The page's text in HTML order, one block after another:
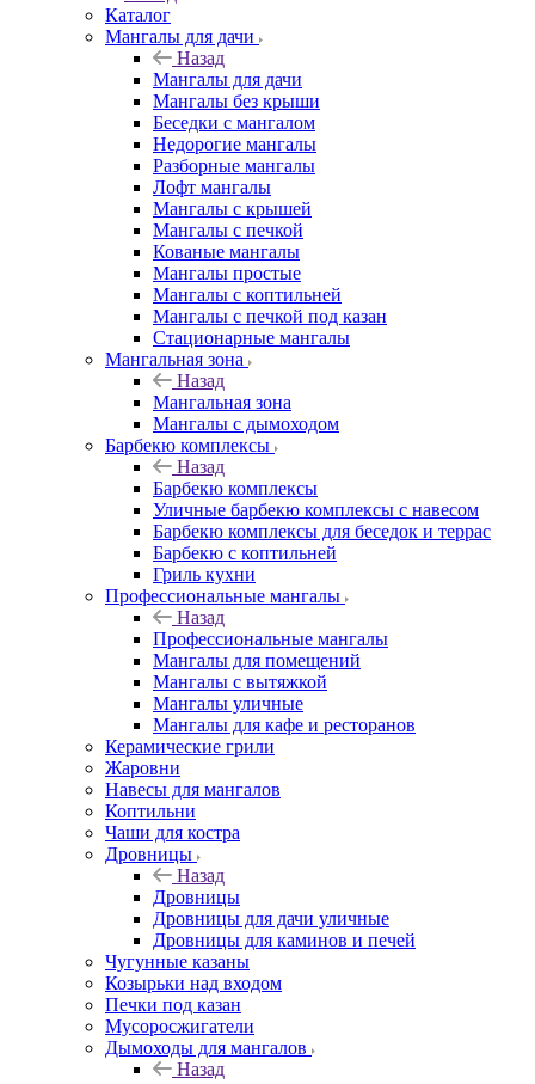
Каталог
Мангалы для дачи
Назад
Мангалы для дачи
Мангалы без крыши
Беседки с мангалом
Недорогие мангалы
Разборные мангалы
Лофт мангалы
Мангалы с крышей
Мангалы с печкой
Кованые мангалы
Мангалы простые
Мангалы с коптильней
Мангалы с печкой под казан
Стационарные мангалы
Мангальная зона
Назад
Мангальная зона
Мангалы с дымоходом
Барбекю комплексы
Назад
Барбекю комплексы
Уличные барбекю комплексы с навесом
Барбекю комплексы для беседок и террас
Барбекю с коптильней
Гриль кухни
Профессиональные мангалы
Назад
Профессиональные мангалы
Мангалы для помещений
Мангалы с вытяжкой
Мангалы уличные
Мангалы для кафе и ресторанов
Керамические грили
Жаровни
Навесы для мангалов
Коптильни
Чаши для костра
Дровницы
Назад
Дровницы
Дровницы для дачи уличные
Дровницы для каминов и печей
Чугунные казаны
Козырьки над входом
Печки под казан
Мусоросжигатели
Дымоходы для мангалов
Назад